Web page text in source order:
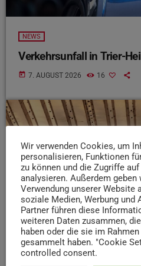
NEWS
Verkehrsunfall in Trier-
today 7. AUGUST 2026 16
Wir verwenden Cookies, um
personalisieren, Funktionen
zu können und die Zugriffe
analysieren. Außerdem
Verwendung unserer Website
soziale Medien, Werbung und
Partner führen diese
weiteren Daten zusammen,
haben oder die sie im
gesammelt haben. "Cookie
controlled consent.